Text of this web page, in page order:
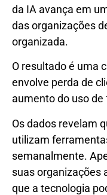
da IA avança em
das organizações
organizada.
O resultado é uma
envolve perda de
aumento do uso
Os dados revelam
utilizam
semanalmente.
suas organizações
que a tecnologia